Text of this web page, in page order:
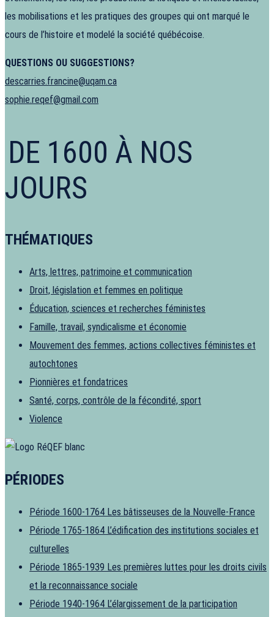
les mobilisations et les pratiques des groupes qui ont marqué le
cours de l’histoire et modelé la société québécoise.
QUESTIONS OU SUGGESTIONS?
descarries.francine@uqam.ca
sophie.reqef@gmail.com
DE 1600 À NOS
JOURS
THÉMATIQUES
Arts, lettres, patrimoine et communication
Droit, législation et femmes en politique
Éducation, sciences et recherches féministes
Famille, travail, syndicalisme et économie
Mouvement des femmes, actions collectives féministes et
autochtones
Pionnières et fondatrices
Santé, corps, contrôle de la fécondité, sport
Violence
PÉRIODES
Période 1600-1764 Les bâtisseuses de la Nouvelle-France
Période 1765-1864 L’édification des institutions sociales et
culturelles
Période 1865-1939 Les premières luttes pour les droits civils
et la reconnaissance sociale
Période 1940-1964 L’élargissement de la participation